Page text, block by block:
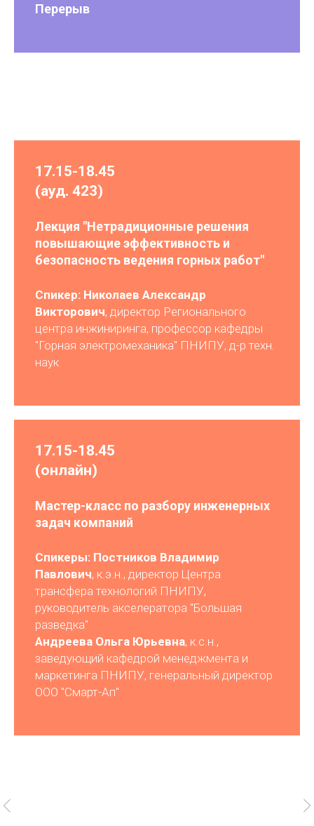
Перерыв
17.15-18.45
(ауд. 423)
Лекция "Нетрадиционные решения
повышающие эффективность и
безопасность ведения горных работ"
Спикер: Николаев Александр
Викторович, директор Регионального
центра инжиниринга, профессор кафедры
"Горная электромеханика" ПНИПУ, д-р техн.
наук
17.15-18.45
(онлайн)
Мастер-класс по разбору инженерных
задач компаний
Спикеры: Постников Владимир
Павлович, к.э.н., директор Центра
трансфера технологий ПНИПУ,
руководитель акселератора "Большая
разведка"
Андреева Ольга Юрьевна, к.с.н.,
заведующий кафедрой менеджмента и
маркетинга ПНИПУ, генеральный директор
ООО "Смарт-Ап"